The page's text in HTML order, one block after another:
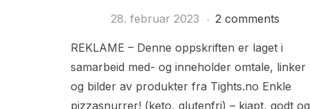
28. februar 2023 2 comments
REKLAME – Denne oppskriften er laget i
samarbeid med- og inneholder omtale, linker
og bilder av produkter fra Tights.no Enkle
pizzasnurrer! (keto, glutenfri) – kjapt, godt og